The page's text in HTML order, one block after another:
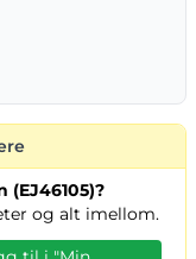
og alt imellom.